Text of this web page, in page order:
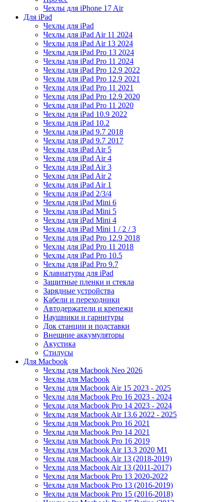
Чехлы для iPhone 17 Air
Для iPad
Чехлы для iPad
Чехлы для iPad Air 11 2024
Чехлы для iPad Air 13 2024
Чехлы для iPad Pro 13 2024
Чехлы для iPad Pro 11 2024
Чехлы для iPad Pro 12.9 2022
Чехлы для iPad Pro 12.9 2021
Чехлы для iPad Pro 11 2021
Чехлы для iPad Pro 12.9 2020
Чехлы для iPad Pro 11 2020
Чехлы для iPad 10.9 2022
Чехлы для iPad 10.2
Чехлы для iPad 9.7 2018
Чехлы для iPad 9.7 2017
Чехлы для iPad Air 5
Чехлы для iPad Air 4
Чехлы для iPad Air 3
Чехлы для iPad Air 2
Чехлы для iPad Air 1
Чехлы для iPad 2/3/4
Чехлы для iPad Mini 6
Чехлы для iPad Mini 5
Чехлы для iPad Mini 4
Чехлы для iPad Mini 1 / 2 / 3
Чехлы для iPad Pro 12.9 2018
Чехлы для iPad Pro 11 2018
Чехлы для iPad Pro 10.5
Чехлы для iPad Pro 9.7
Клавиатуры для iPad
Защитные пленки и стекла
Зарядные устройства
Кабели и переходники
Автодержатели и крепежи
Наушники и гарнитуры
Док станции и подставки
Внешние аккумуляторы
Акустика
Стилусы
Для Macbook
Чехлы для Macbook Neo 2026
Чехлы для Macbook
Чехлы для Macbook Air 15 2023 - 2025
Чехлы для Macbook Pro 16 2023 - 2024
Чехлы для Macbook Pro 14 2023 - 2024
Чехлы для Macbook Air 13.6 2022 - 2025
Чехлы для Macbook Pro 16 2021
Чехлы для Macbook Pro 14 2021
Чехлы для Macbook Pro 16 2019
Чехлы для Macbook Air 13.3 2020 M1
Чехлы для Macbook Air 13 (2018-2019)
Чехлы для Macbook Air 13 (2011-2017)
Чехлы для Macbook Pro 13 2020-2022
Чехлы для Macbook Pro 13 (2016-2019)
Чехлы для Macbook Pro 15 (2016-2018)